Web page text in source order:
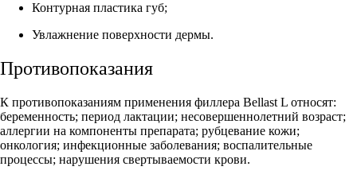
Контурная пластика губ;
Увлажнение поверхности дермы.
Противопоказания
К противопоказаниям применения филлера Bellast L относят:
беременность; период лактации; несовершеннолетний возраст;
аллергии на компоненты препарата; рубцевание кожи;
онкология; инфекционные заболевания; воспалительные
процессы; нарушения свертываемости крови.